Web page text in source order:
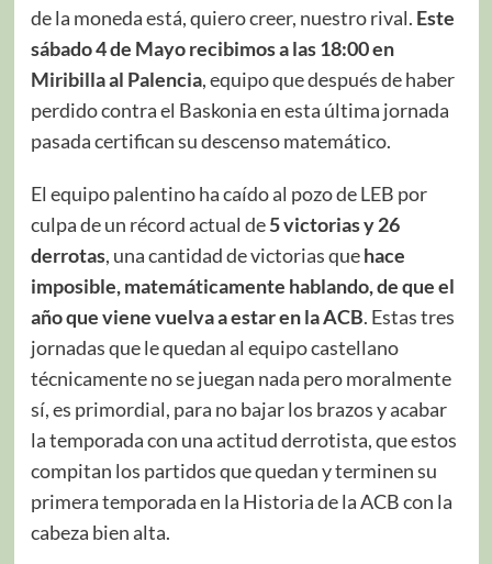
de la moneda está, quiero creer, nuestro rival. Este
sábado 4 de Mayo recibimos a las 18:00 en
Miribilla al Palencia, equipo que después de haber
perdido contra el Baskonia en esta última jornada
pasada certifican su descenso matemático.
El equipo palentino ha caído al pozo de LEB por
culpa de un récord actual de5 victorias y 26
derrotas, una cantidad de victorias quehace
imposible, matemáticamente hablando, de que el
año que viene vuelva a estar en la ACB. Estas tres
jornadas que le quedan al equipo castellano
técnicamente no se juegan nada pero moralmente
sí, es primordial, para no bajar los brazos y acabar
la temporada con una actitud derrotista, que estos
compitan los partidos que quedan y terminen su
primera temporada en la Historia de la ACB con la
cabeza bien alta.